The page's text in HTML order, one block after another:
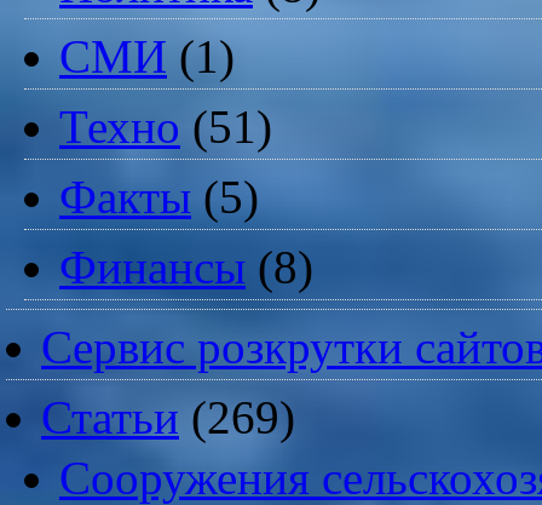
СМИ (1)
Техно (51)
Факты (5)
Финансы (8)
Сервис розкрутки
Статьи (269)
Cооружения